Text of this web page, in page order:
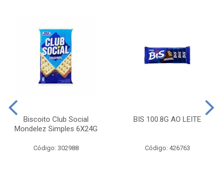
Biscoito Club Social
Mondelez Simples 6X24G
Código: 302988
BIS 100.8G AO LEITE
Código: 426763